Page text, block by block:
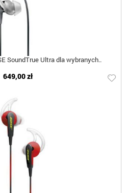
SoundTrue Ultra dla wybranych..
649,00 zł